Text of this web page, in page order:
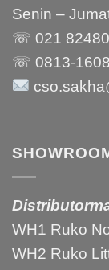
Senin –
☏ 021
☏ 0813-
WH1 Ruko
WH2 Ruko